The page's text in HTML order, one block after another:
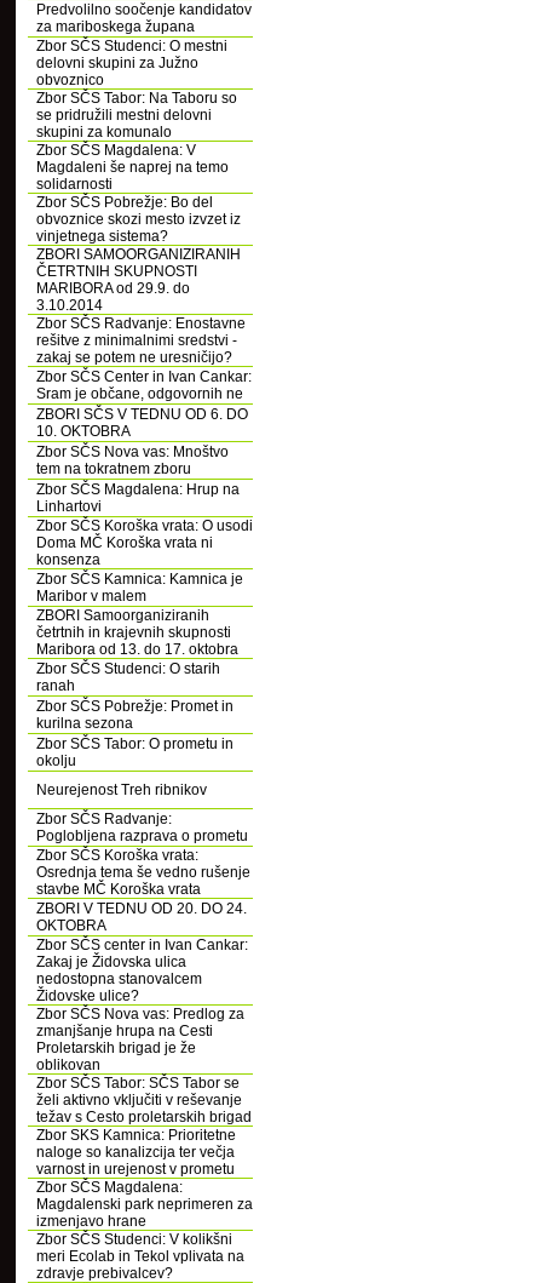
Predvolilno soočenje kandidatov
za mariboskega župana
Zbor SČS Studenci: O mestni
delovni skupini za Južno
obvoznico
Zbor SČS Tabor: Na Taboru so
se pridružili mestni delovni
skupini za komunalo
Zbor SČS Magdalena: V
Magdaleni še naprej na temo
solidarnosti
Zbor SČS Pobrežje: Bo del
obvoznice skozi mesto izvzet iz
vinjetnega sistema?
ZBORI SAMOORGANIZIRANIH
ČETRTNIH SKUPNOSTI
MARIBORA od 29.9. do
3.10.2014
Zbor SČS Radvanje: Enostavne
rešitve z minimalnimi sredstvi -
zakaj se potem ne uresničijo?
Zbor SČS Center in Ivan Cankar:
Sram je občane, odgovornih ne
ZBORI SČS V TEDNU OD 6. DO
10. OKTOBRA
Zbor SČS Nova vas: Mnoštvo
tem na tokratnem zboru
Zbor SČS Magdalena: Hrup na
Linhartovi
Zbor SČS Koroška vrata: O usodi
Doma MČ Koroška vrata ni
konsenza
Zbor SČS Kamnica: Kamnica je
Maribor v malem
ZBORI Samoorganiziranih
četrtnih in krajevnih skupnosti
Maribora od 13. do 17. oktobra
Zbor SČS Studenci: O starih
ranah
Zbor SČS Pobrežje: Promet in
kurilna sezona
Zbor SČS Tabor: O prometu in
okolju
Neurejenost Treh ribnikov
Zbor SČS Radvanje:
Poglobljena razprava o prometu
Zbor SČS Koroška vrata:
Osrednja tema še vedno rušenje
stavbe MČ Koroška vrata
ZBORI V TEDNU OD 20. DO 24.
OKTOBRA
Zbor SČS center in Ivan Cankar:
Zakaj je Židovska ulica
nedostopna stanovalcem
Židovske ulice?
Zbor SČS Nova vas: Predlog za
zmanjšanje hrupa na Cesti
Proletarskih brigad je že
oblikovan
Zbor SČS Tabor: SČS Tabor se
želi aktivno vključiti v reševanje
težav s Cesto proletarskih brigad
Zbor SKS Kamnica: Prioritetne
naloge so kanalizcija ter večja
varnost in urejenost v prometu
Zbor SČS Magdalena:
Magdalenski park neprimeren za
izmenjavo hrane
Zbor SČS Studenci: V kolikšni
meri Ecolab in Tekol vplivata na
zdravje prebivalcev?